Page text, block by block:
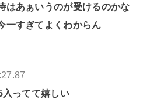
はあぁいうのが受けるのかな
一すぎてよくわからん
ってて嬉しい